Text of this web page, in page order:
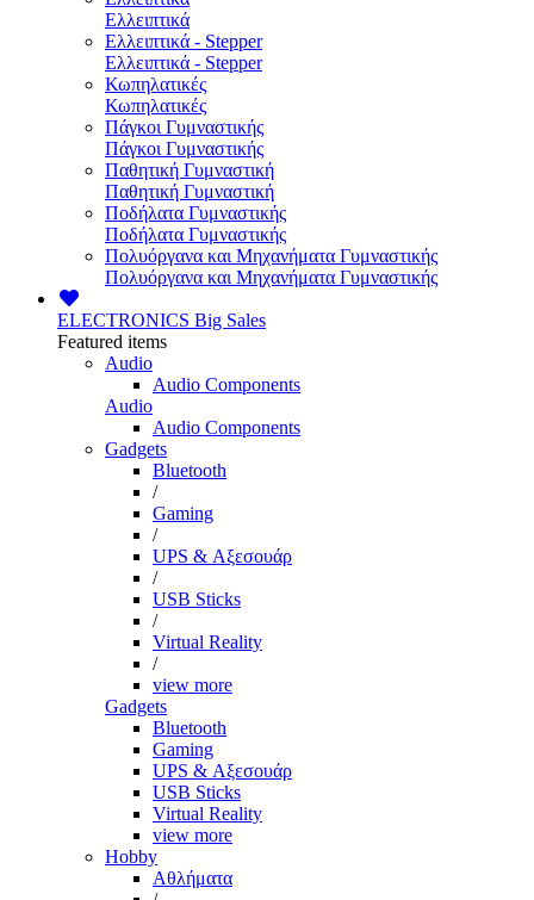
Ελλειπτικά
Ελλειπτικά - Stepper
Ελλειπτικά - Stepper
Κωπηλατικές
Κωπηλατικές
Πάγκοι Γυμναστικής
Πάγκοι Γυμναστικής
Παθητική Γυμναστική
Παθητική Γυμναστική
Ποδήλατα Γυμναστικής
Ποδήλατα Γυμναστικής
Πολυόργανα και Μηχανήματα Γυμναστικής
Πολυόργανα και Μηχανήματα Γυμναστικής
ELECTRONICS Big Sales
Featured items
Audio
Audio Components
Audio
Audio Components
Gadgets
Bluetooth
/
Gaming
/
UPS & Αξεσουάρ
/
USB Sticks
/
Virtual Reality
/
view more
Gadgets
Bluetooth
Gaming
UPS & Αξεσουάρ
USB Sticks
Virtual Reality
view more
Hobby
Αθλήματα